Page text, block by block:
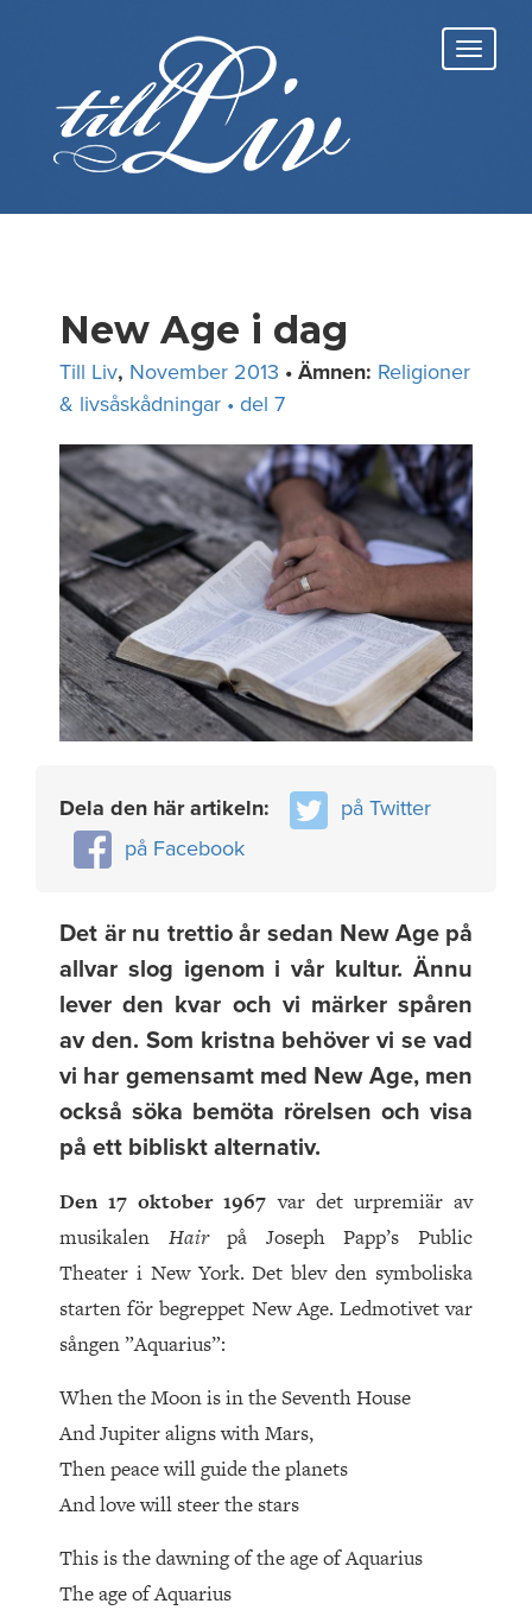
New Age i dag
Till Liv, November 2013 • Ämnen: Religioner
& livsåskådningar • del 7
Dela den här artikeln:
på Twitter
på Facebook
Det är nu trettio år sedan New Age på
allvar slog igenom i vår kultur. Ännu
lever den kvar och vi märker spåren
av den. Som kristna behöver vi se vad
vi har gemensamt med New Age, men
också söka bemöta rörelsen och visa
på ett bibliskt alternativ.
Den 17 oktober 1967var det urpremiär av
musikalen Hairpå Joseph Papp’s Public
Theater i New York. Det blev den symboliska
starten för begreppet New Age. Ledmotivet var
sången ”Aquarius”:
When the Moon is in the Seventh House
And Jupiter aligns with Mars,
Then peace will guide the planets
And love will steer the stars
This is the dawning of the age of Aquarius
The age of Aquarius